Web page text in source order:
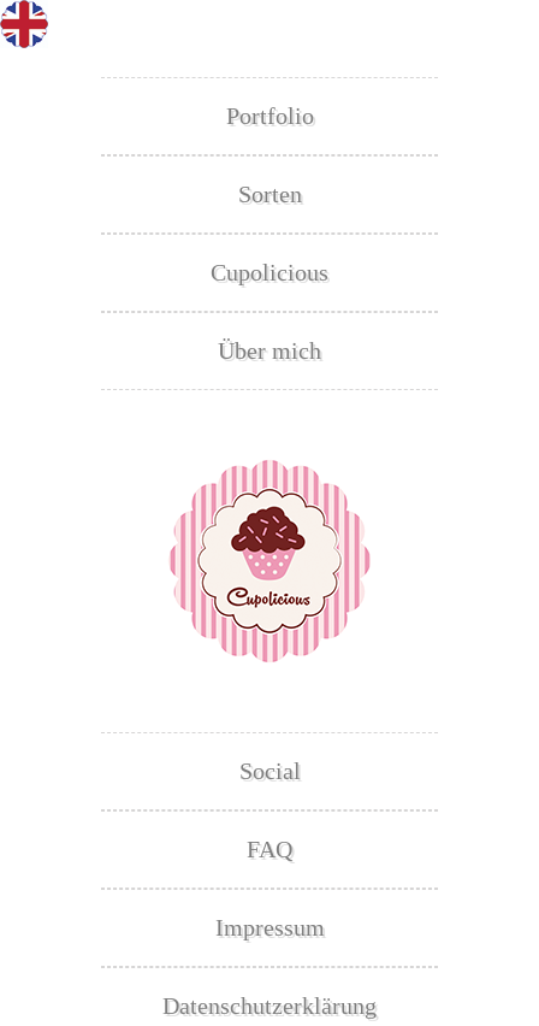
Portfolio
Sorten
Cupolicious
Über mich
Social
FAQ
Impressum
Datenschutzerklärung